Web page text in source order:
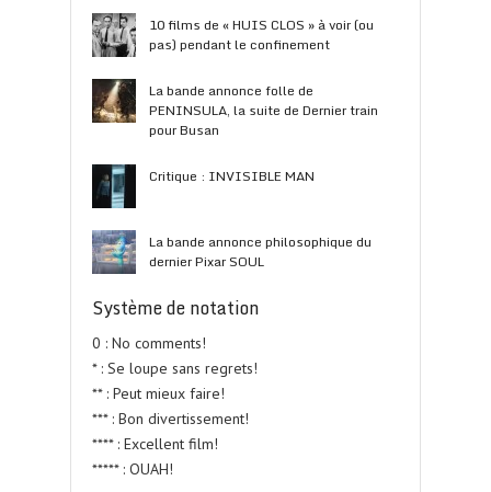
10 films de « HUIS CLOS » à voir (ou
pas) pendant le confinement
La bande annonce folle de
PENINSULA, la suite de Dernier train
pour Busan
Critique : INVISIBLE MAN
La bande annonce philosophique du
dernier Pixar SOUL
Système de notation
0 : No comments!
* : Se loupe sans regrets!
** : Peut mieux faire!
*** : Bon divertissement!
**** : Excellent film!
***** : OUAH!